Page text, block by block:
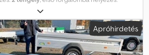
3 015 mm, rakodótér szélesség:
mm, teljes szélesség:4 049 mm, teljes
, A4 Gw26GA00043 Crjdpfx Abjym Ihuoxsf 3
pótkocsi, elektromos szivattyú,
lengő oldalfal. Az elírás és az időközi
Apróhirdetés